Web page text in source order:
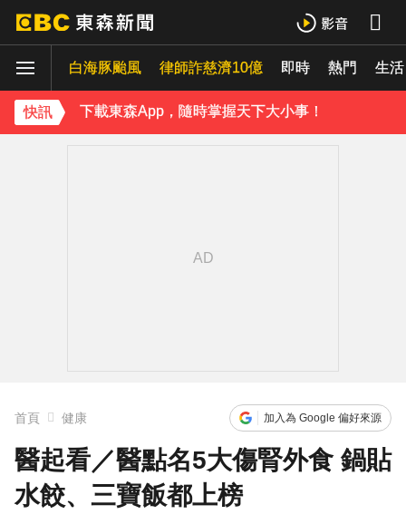
白海豚颱風 律師詐慈濟10億 即時 熱門 生活
快訊
下載東森App，隨時掌握天下大小事！
首頁 健康 加入為 Google 偏好來源
醫起看／醫點名5大傷腎外食 鍋貼
水餃、三寶飯都上榜